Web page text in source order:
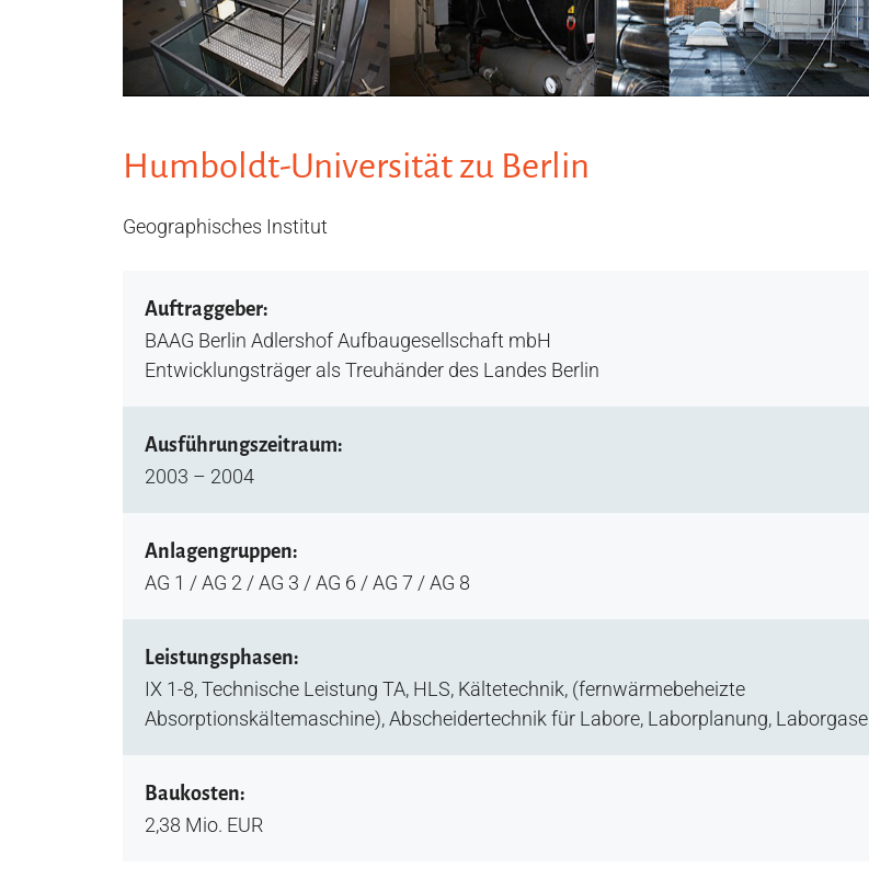
Humboldt-Universität zu Berlin
Geographisches Institut
Auftraggeber:
BAAG Berlin Adlershof Aufbaugesellschaft mbH
Entwicklungsträger als Treuhänder des Landes Berlin
Ausführungszeitraum:
2003 – 2004
Anlagengruppen:
AG 1 / AG 2 / AG 3 / AG 6 / AG 7 / AG 8
Leistungsphasen:
IX 1-8, Technische Leistung TA, HLS, Kältetechnik, (fernwärmebeheizte
Absorptionskältemaschine), Abscheidertechnik für Labore, Laborplanung, Laborgase
Baukosten:
2,38 Mio. EUR